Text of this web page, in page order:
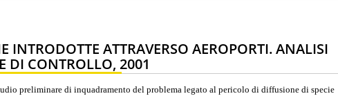
INTRODOTTE ATTRAVERSO AEROPORTI. ANALISI
DI CONTROLLO, 2001
preliminare di inquadramento del problema legato al pericolo di diffusione di specie